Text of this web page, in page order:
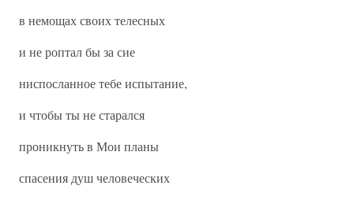
в немощах своих телесных
и не роптал бы за сие
ниспосланное тебе испытание,
и чтобы ты не старался
проникнуть в Мои планы
спасения душ человеческих